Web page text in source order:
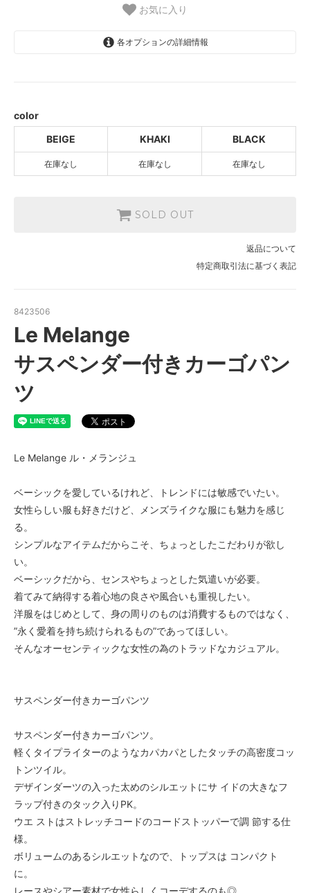
お気に入り
各オプションの詳細情報
BLACK
SOLD OUT
color
BEIGE
KHAKI BLACK
在庫なし 在庫なし 在庫なし
SOLD OUT
返品について
特定商取引法に基づく表記
8423506
Le Melange
サスペンダー付きカーゴパン
ツ
Le Melange ル・メランジュ
ベーシックを愛しているけれど、トレンドには敏感でいたい。
女性らしい服も好きだけど、メンズライクな服にも魅力を感じ
る。
シンプルなアイテムだからこそ、ちょっとしたこだわりが欲し
い。
ベーシックだから、センスやちょっとした気遣いが必要。
着てみて納得する着心地の良さや風合いも重視したい。
洋服をはじめとして、身の周りのものは消費するものではなく、
”永く愛着を持ち続けられるもの”であってほしい。
そんなオーセンティックな女性の為のトラッドなカジュアル。
サスペンダー付きカーゴパンツ
サスペンダー付きカーゴパンツ。
軽くタイプライターのようなカパカパとしたタッチの高密度コッ
トンツイル。
デザインダーツの入った太めのシルエットにサ イドの大きなフ
ラップ付きのタック入りPK。
ウエ ストはストレッチコードのコードストッパーで調 節する仕
様。
ボリュームのあるシルエットなので、トップスは コンパクト
に。